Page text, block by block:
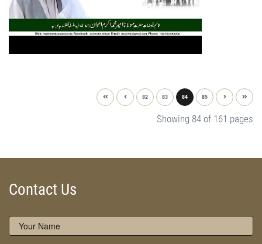
82 83 84 85
Showing 84 of 161 pages
Contact Us